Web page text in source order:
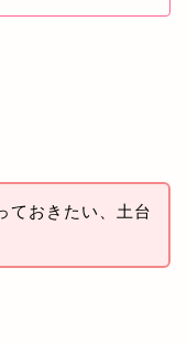
ておきたい、土台